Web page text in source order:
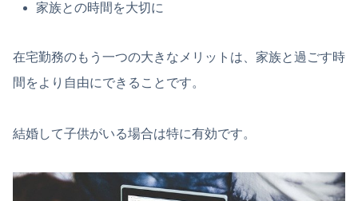
家族との時間を大切に
在宅勤務のもう一つの大きなメリットは、家族と過ごす時
間をより自由にできることです。
結婚して子供がいる場合は特に有効です。